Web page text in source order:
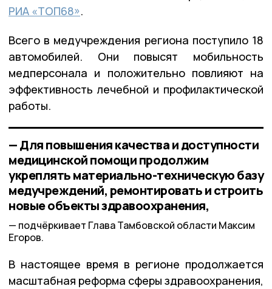
РИА «ТОП68».
Всего в медучреждения региона поступило 18
автомобилей. Они повысят мобильность
медперсонала и положительно повлияют на
эффективность лечебной и профилактической
работы.
— Для повышения качества и доступности
медицинской помощи продолжим
укреплять материально-техническую базу
медучреждений, ремонтировать и строить
новые объекты здравоохранения,
подчёркивает Глава Тамбовской области Максим
Егоров.
В настоящее время в регионе продолжается
масштабная реформа сферы здравоохранения,